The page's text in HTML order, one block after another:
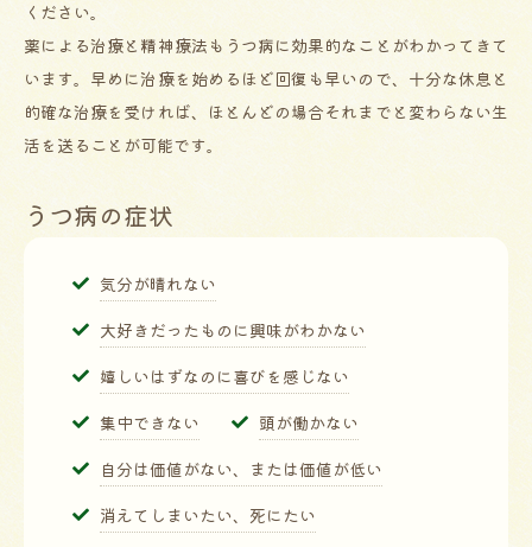
ください。
薬による治療と精神療法もうつ病に効果的なことがわかってきて
います。早めに治療を始めるほど回復も早いので、十分な休息と
的確な治療を受ければ、ほとんどの場合それまでと変わらない生
活を送ることが可能です。
うつ病の症状
気分が晴れない
大好きだったものに興味がわかない
嬉しいはずなのに喜びを感じない
集中できない
頭が働かない
自分は価値がない、または価値が低い
消えてしまいたい、死にたい